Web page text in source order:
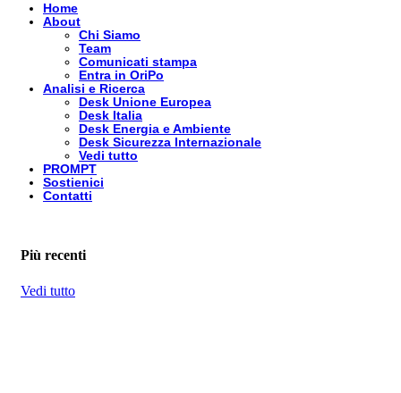
Home
About
Chi Siamo
Team
Comunicati stampa
Entra in OriPo
Analisi e Ricerca
Desk Unione Europea
Desk Italia
Desk Energia e Ambiente
Desk Sicurezza Internazionale
Vedi tutto
PROMPT
Sostienici
Contatti
Più recenti
Vedi tutto